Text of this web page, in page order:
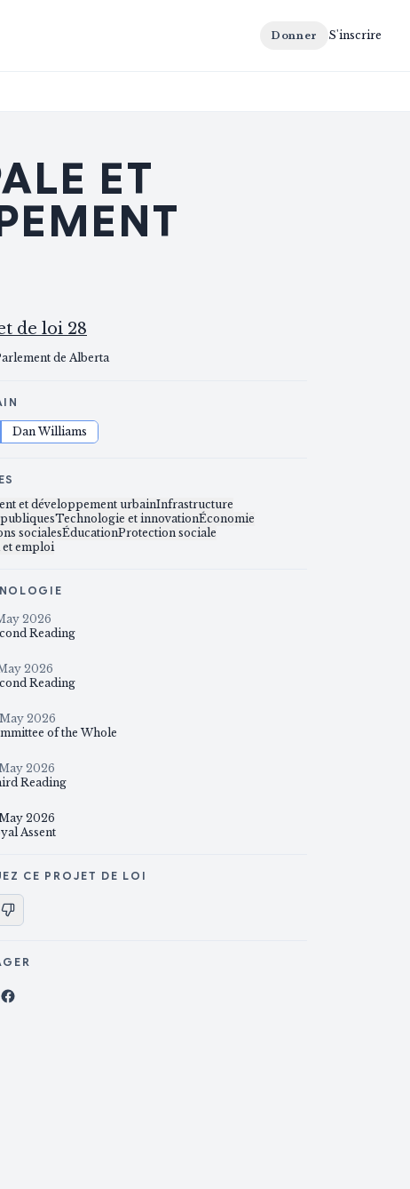
Donner S'inscrire
ET
de loi 28
de Alberta
Dan Williams
et développement urbainInfrastructure
Technologie et innovationÉconomie
socialesÉducationProtection sociale
emploi
2026
Reading
2026
Reading
2026
of the Whole
2026
Reading
2026
Assent
CE PROJET DE LOI
sur X
Partager sur Facebook